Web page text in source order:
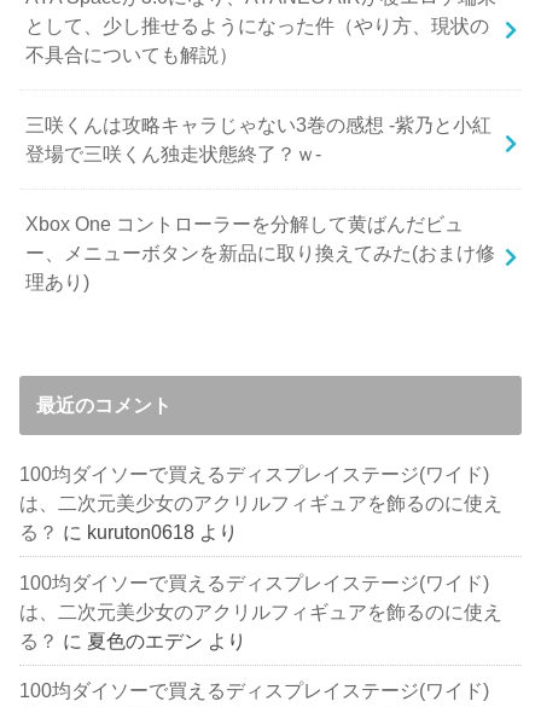
として、少し推せるようになった件（やり方、現状の
不具合についても解説）
三咲くんは攻略キャラじゃない3巻の感想 -紫乃と小紅
登場で三咲くん独走状態終了？ｗ-
Xbox One コントローラーを分解して黄ばんだビュ
ー、メニューボタンを新品に取り換えてみた(おまけ修
理あり)
最近のコメント
100均ダイソーで買えるディスプレイステージ(ワイド)
は、二次元美少女のアクリルフィギュアを飾るのに使え
る？ に kuruton0618 より
100均ダイソーで買えるディスプレイステージ(ワイド)
は、二次元美少女のアクリルフィギュアを飾るのに使え
る？ に 夏色のエデン より
100均ダイソーで買えるディスプレイステージ(ワイド)